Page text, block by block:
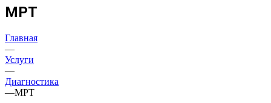
МРТ
Главная
—
Услуги
—
Диагностика
—МРТ